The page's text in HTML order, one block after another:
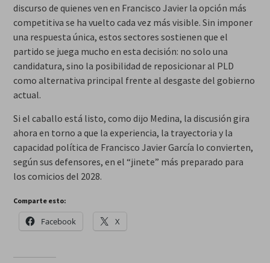
discurso de quienes ven en Francisco Javier la opción más
competitiva se ha vuelto cada vez más visible. Sin imponer
una respuesta única, estos sectores sostienen que el
partido se juega mucho en esta decisión: no solo una
candidatura, sino la posibilidad de reposicionar al PLD
como alternativa principal frente al desgaste del gobierno
actual.
Si el caballo está listo, como dijo Medina, la discusión gira
ahora en torno a que la experiencia, la trayectoria y la
capacidad política de Francisco Javier García lo convierten,
según sus defensores, en el “jinete” más preparado para
los comicios del 2028.
Comparte esto:
Facebook X